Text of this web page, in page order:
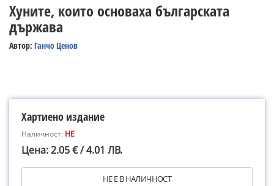
Хуните, които основаха българската
държава
Автор: Ганчо Ценов
Хартиено издание
Наличност: НЕ
Цена: 2.05 € / 4.01 ЛВ.
НЕ Е В НАЛИЧНОСТ